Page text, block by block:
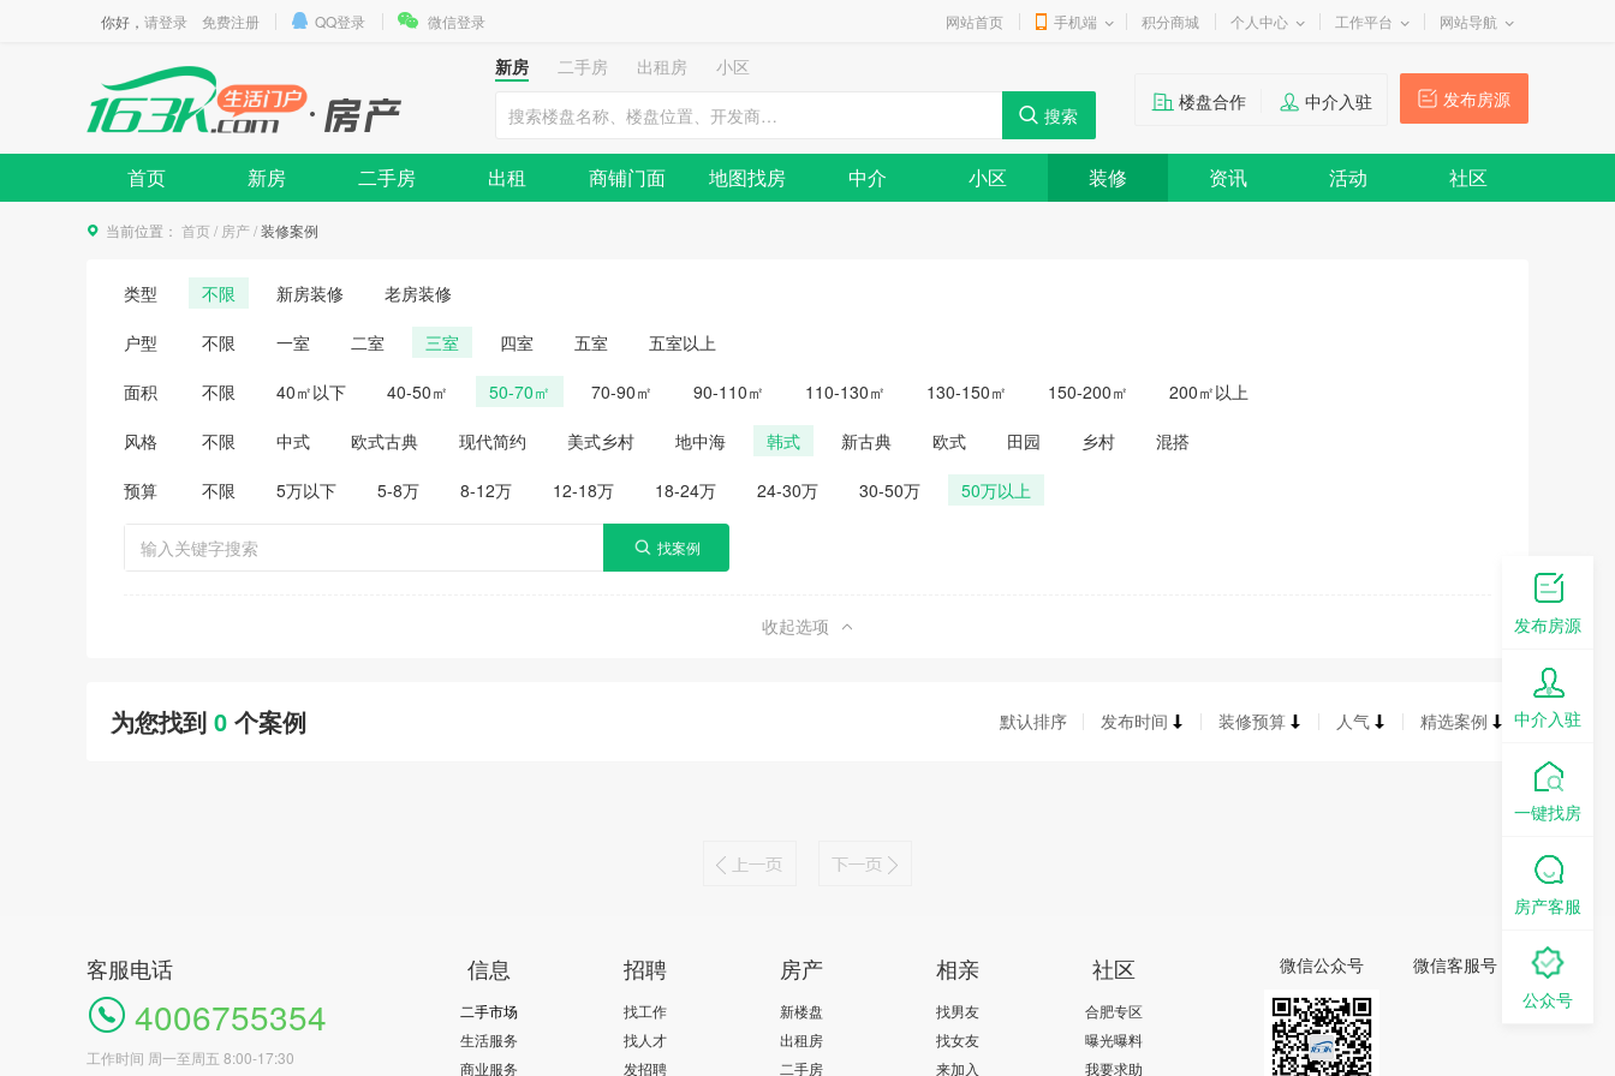
你好， 请登录 免费注册 QQ登录 微信登录 网站首页 手机端 积分商城 个人中心 工作平台 网站导航
新房 二手房 出租房
小区
发布房源
楼盘合作 中介入驻
首页 新房 二手房 出租 商铺门面 地图找房 中介 小区 装修 资讯 活动 社区
当前位置： 首页 / 房产/装修案例
类型 不限 新房装修 老房装修
户型 不限 一室 二室 三室 四室 五室 五室以上
面积 不限 40㎡以下 40-50㎡ 50-70㎡ 70-90㎡ 90-110㎡ 110-130㎡ 130-150㎡ 150-200㎡ 200㎡以上
风格 不限 中式 欧式古典 现代简约 美式乡村 地中海 韩式 新古典 欧式 田园 乡村 混搭
预算 不限 5万以下 5-8万 8-12万 12-18万 18-24万 24-30万 30-50万 50万以上
收起选项
默认排序 发布时间 装修预算 人气 精选案例
为您找到 0 个案例
客服电话
4006755354
工作时间 周一至周五 8:00-17:30
信息
二手市场
生活服务
商业服务
招聘
找工作
找人才
发招聘
房产
新楼盘
出租房
二手房
相亲
找男友
找女友
来加入
社区
合肥专区
曝光曝料
我要求助
微信公众号 微信客服号
发布房源
中介入驻
一键找房
房产客服
公众号